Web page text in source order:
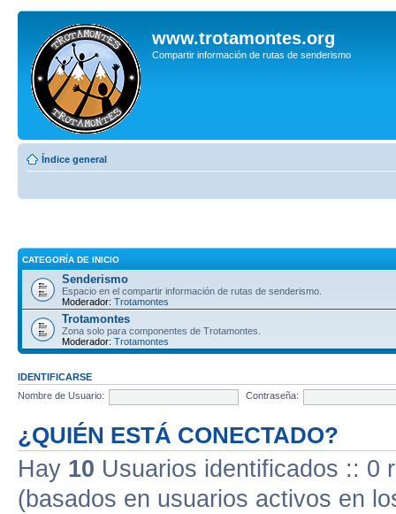
www.trotamontes.org
Compartir información de rutas de senderismo
Índice general
CATEGORÍA DE INICIO
Senderismo
Espacio en el compartir información de rutas de senderismo.
Moderador: Trotamontes
Trotamontes
Zona solo para componentes de Trotamontes.
Moderador: Trotamontes
IDENTIFICARSE
Nombre de Usuario:
Contraseña:
¿QUIÉN ESTÁ CONECTADO?
Hay 10 Usuarios identificados :: 0
(basados en usuarios activos en